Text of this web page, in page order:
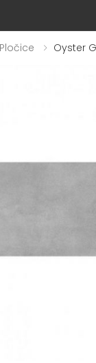
Oyster